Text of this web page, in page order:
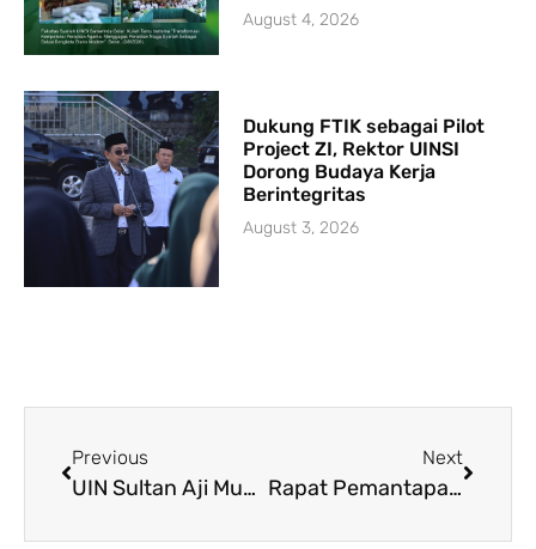
August 4, 2026
Dukung FTIK sebagai Pilot
Project ZI, Rektor UINSI
Dorong Budaya Kerja
Berintegritas
August 3, 2026
Previous
UIN Sultan Aji Muhammad Idris Samarinda selenggarakan Rapat Finalisasi Pedoman Administrasi Akademik
Next
Rapat Pemantapan Reuni Akbar Ikatan Alumni UIN-IAIN-STAIN Samarinda